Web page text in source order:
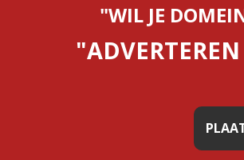
"WIL JE